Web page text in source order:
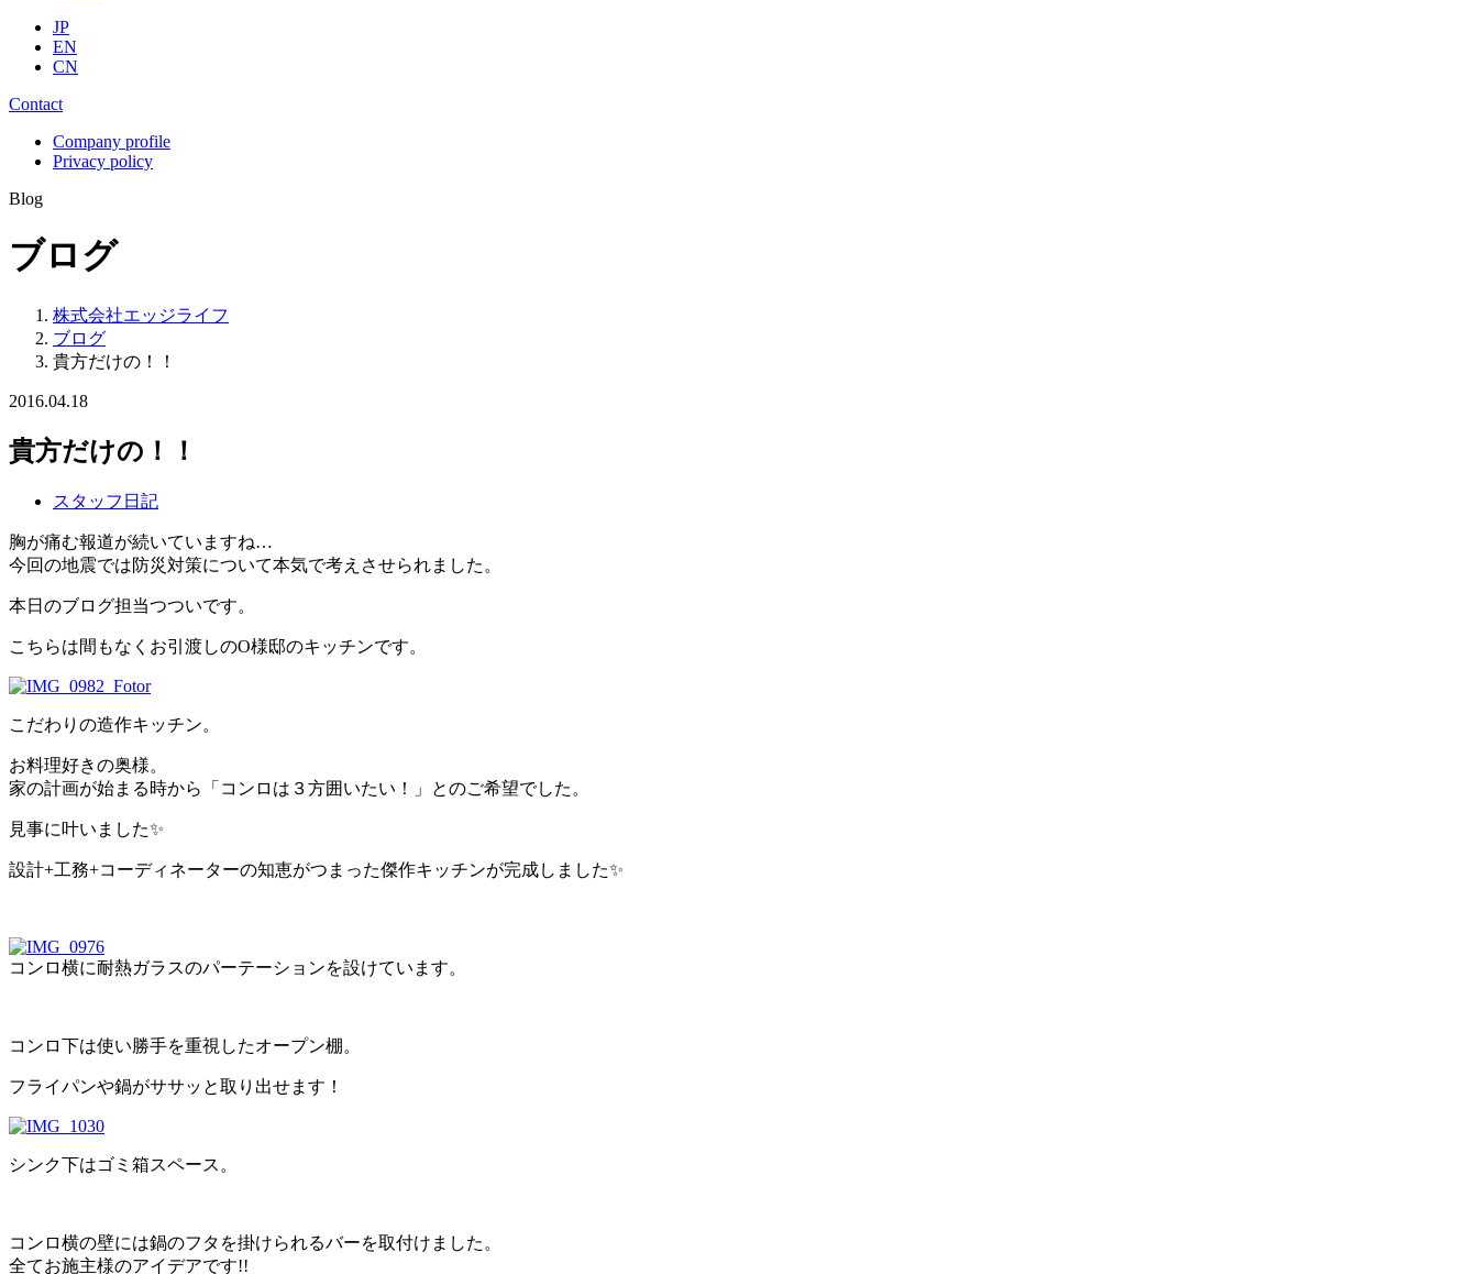
JP
EN
CN
Contact
Company profile
Privacy policy
Blog
ブログ
株式会社エッジライフ
ブログ
貴方だけの！！
2016.04.18
貴方だけの！！
スタッフ日記
胸が痛む報道が続いていますね…
今回の地震では防災対策について本気で考えさせられました。
本日のブログ担当つついです。
こちらは間もなくお引渡しのO様邸のキッチンです。
こだわりの造作キッチン。
お料理好きの奥様。
家の計画が始まる時から「コンロは３方囲いたい！」とのご希望でした。
見事に叶いました✨
設計+工務+コーディネーターの知恵がつまった傑作キッチンが完成しました✨
コンロ横に耐熱ガラスのパーテーションを設けています。
コンロ下は使い勝手を重視したオープン棚。
フライパンや鍋がササッと取り出せます！
シンク下はゴミ箱スペース。
コンロ横の壁には鍋のフタを掛けられるバーを取付けました。
全てお施主様のアイデアです!!